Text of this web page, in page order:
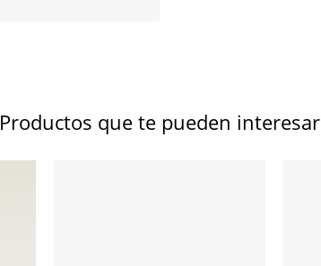
Productos que te pueden interesar